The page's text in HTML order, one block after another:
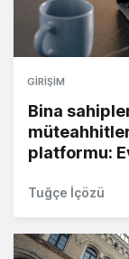
GIRIŞIM
Bina
platformu:
Tuğçe İçözü